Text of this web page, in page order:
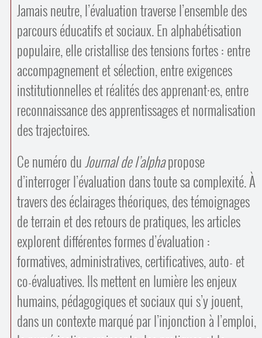
Jamais neutre, l’évaluation traverse l’ensemble des
parcours éducatifs et sociaux. En alphabétisation
populaire, elle cristallise des tensions fortes : entre
accompagnement et sélection, entre exigences
institutionnelles et réalités des apprenant·es, entre
reconnaissance des apprentissages et normalisation
des trajectoires.
Ce numéro duJournal de l’alphapropose
d’interroger l’évaluation dans toute sa complexité. À
travers des éclairages théoriques, des témoignages
de terrain et des retours de pratiques, les articles
explorent différentes formes d’évaluation :
formatives, administratives, certificatives, auto- et
co-évaluatives. Ils mettent en lumière les enjeux
humains, pédagogiques et sociaux qui s’y jouent,
dans un contexte marqué par l’injonction à l’emploi,